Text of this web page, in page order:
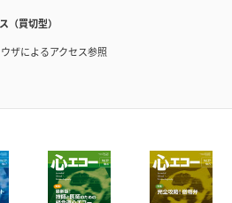
（買切型）
ザによるアクセス参照